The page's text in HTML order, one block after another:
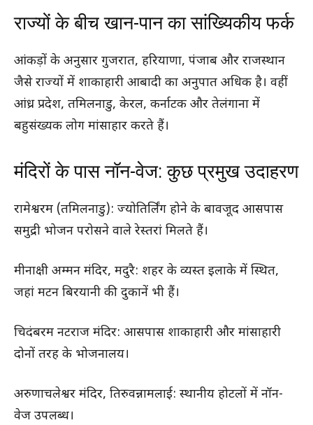
राज्यों के बीच खान-पान का सांख्यिकीय फर्क
आंकड़ों के अनुसार गुजरात, हरियाणा, पंजाब और राजस्थान
जैसे राज्यों में शाकाहारी आबादी का अनुपात अधिक है। वहीं
आंध्र प्रदेश, तमिलनाडु, केरल, कर्नाटक और तेलंगाना में
बहुसंख्यक लोग मांसाहार करते हैं।
मंदिरों के पास नॉन-वेज: कुछ प्रमुख उदाहरण
रामेश्वरम (तमिलनाडु): ज्योतिर्लिंग होने के बावजूद आसपास
समुद्री भोजन परोसने वाले रेस्तरां मिलते हैं।
मीनाक्षी अम्मन मंदिर, मदुरै: शहर के व्यस्त इलाके में स्थित,
जहां मटन बिरयानी की दुकानें भी हैं।
चिदंबरम नटराज मंदिर: आसपास शाकाहारी और मांसाहारी
दोनों तरह के भोजनालय।
अरुणाचलेश्वर मंदिर, तिरुवन्नामलाई: स्थानीय होटलों में नॉन-
वेज उपलब्ध।